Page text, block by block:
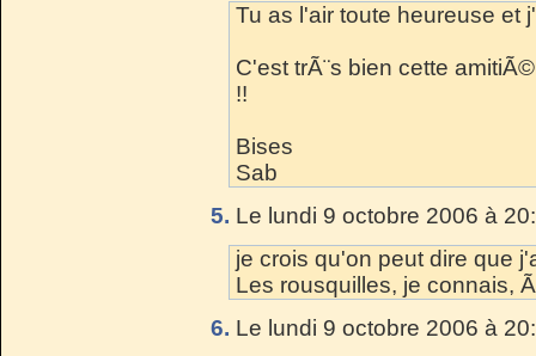
Tu as l'air toute heureuse et
C'est trÃ¨s bien cette
!!
Bises
Sab
5. Le lundi 9 octobre 2006 à
je crois qu'on peut dire que
Les rousquilles, je connais,
6. Le lundi 9 octobre 2006 à